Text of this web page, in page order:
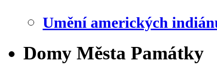
Umění amerických
Domy Města Památky